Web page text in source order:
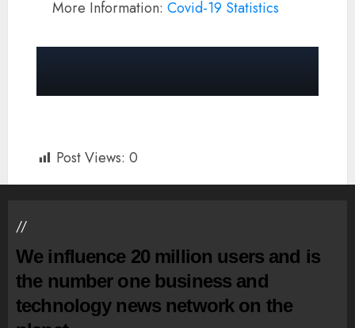
More Information: Covid-19 Statistics
Post Views: 0
//
We influence 20 million users and is
the number one business and
technology news network on the